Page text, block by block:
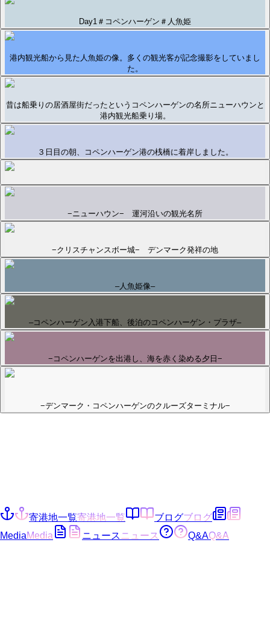
Day1＃コペンハーゲン＃人魚姫
港内観光船から見た人魚姫の像。多くの観光客が記念撮影をしていまし
た。
昔は船乗りの居酒屋街だったというコペンハーゲンの名所ニューハウンと
港内観光船乗り場。
３日目の朝、コペンハーゲン港の桟橋に着岸しました。
−ニューハウン− 運河沿いの観光名所
−クリスチャンスボー城− デンマーク発祥の地
–人魚姫像–
–コペンハーゲン入港下船、後泊のコペンハーゲン・プラザ–
−コペンハーゲンを出港し、海を赤く染める夕日−
−デンマーク・コペンハーゲンのクルーズターミナル−
寄港地一覧寄港地一覧 ブログブログ
MediaMedia ニュース ニュース Q&AQ&A